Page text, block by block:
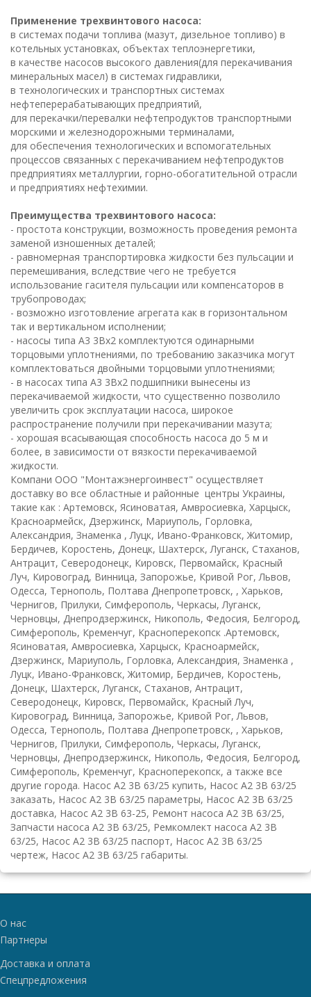
Применение трехвинтового насоса:
в системах подачи топлива (мазут, дизельное топливо) в
котельных установках, объектах теплоэнергетики,
в качестве насосов высокого давления(для перекачивания
минеральных масел) в системах гидравлики,
в технологических и транспортных системах
нефтеперерабатывающих предприятий,
для перекачки/перевалки нефтепродуктов транспортными
морскими и железнодорожными терминалами,
для обеспечения технологических и вспомогательных
процессов связанных с перекачиванием нефтепродуктов
предприятиях металлургии, горно-обогатительной отрасли
и предприятиях нефтехимии.
Преимущества трехвинтового насоса:
- простота конструкции, возможность проведения ремонта
заменой изношенных деталей;
- равномерная транспортировка жидкости без пульсации и
перемешивания, вследствие чего не требуется
использование гасителя пульсации или компенсаторов в
трубопроводах;
- возможно изготовление агрегата как в горизонтальном
так и вертикальном исполнении;
- насосы типа А3 3Вх2 комплектуются одинарными
торцовыми уплотнениями, по требованию заказчика могут
комплектоваться двойными торцовыми уплотнениями;
- в насосах типа А3 3Вх2 подшипники вынесены из
перекачиваемой жидкости, что существенно позволило
увеличить срок эксплуатации насоса, широкое
распространение получили при перекачивании мазута;
- хорошая всасывающая способность насоса до 5 м и
более, в зависимости от вязкости перекачиваемой
жидкости.
Компани ООО "Монтажэнергоинвест" осуществляет
доставку во все областные и районные центры Украины,
такие как : Артемовск, Ясиноватая, Амвросиевка, Харцыск,
Красноармейск, Дзержинск, Мариуполь, Горловка,
Александрия, Знаменка , Луцк, Ивано-Франковск, Житомир,
Бердичев, Коростень, Донецк, Шахтерск, Луганск, Стаханов,
Антрацит, Северодонецк, Кировск, Первомайск, Красный
Луч, Кировоград, Винница, Запорожье, Кривой Рог, Львов,
Одесса, Тернополь, Полтава Днепропетровск, , Харьков,
Чернигов, Прилуки, Симферополь, Черкасы, Луганск,
Черновцы, Днепродзержинск, Никополь, Федосия, Белгород,
Симферополь, Кременчуг, Красноперекопск .Артемовск,
Ясиноватая, Амвросиевка, Харцыск, Красноармейск,
Дзержинск, Мариуполь, Горловка, Александрия, Знаменка ,
Луцк, Ивано-Франковск, Житомир, Бердичев, Коростень,
Донецк, Шахтерск, Луганск, Стаханов, Антрацит,
Северодонецк, Кировск, Первомайск, Красный Луч,
Кировоград, Винница, Запорожье, Кривой Рог, Львов,
Одесса, Тернополь, Полтава Днепропетровск, , Харьков,
Чернигов, Прилуки, Симферополь, Черкасы, Луганск,
Черновцы, Днепродзержинск, Никополь, Федосия, Белгород,
Симферополь, Кременчуг, Красноперекопск, а также все
другие города. Насос А2 3В 63/25 купить, Насос А2 3В 63/25
заказать, Насос А2 3В 63/25 параметры, Насос А2 3В 63/25
доставка, Насос А2 3В 63-25, Ремонт насоса А2 3В 63/25,
Запчасти насоса А2 3В 63/25, Ремкомлект насоса А2 3В
63/25, Насос А2 3В 63/25 паспорт, Насос А2 3В 63/25
чертеж, Насос А2 3В 63/25 габариты.
О нас
Партнеры
Доставка и оплата
Спецпредложения